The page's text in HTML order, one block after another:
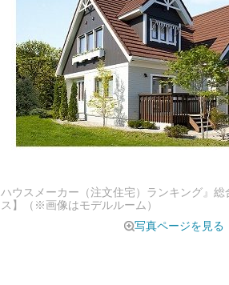
ハウスメーカー（注文住宅）ランキング』
】（※画像はモデルルーム）
写真ページを見る